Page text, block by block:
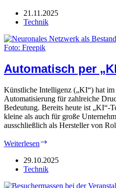
(Print-)
Business
21.11.2025
Technik
Automatisch per
Künstliche Intelligenz („KI“) hat
Automatisierung für zahlreiche
Bedeutung. Bereits heute ist „KI“-
kleine als auch für große
ausschließlich als Hersteller von
Weiterlesen
„KI“
koordiniert
29.10.2025
Technik